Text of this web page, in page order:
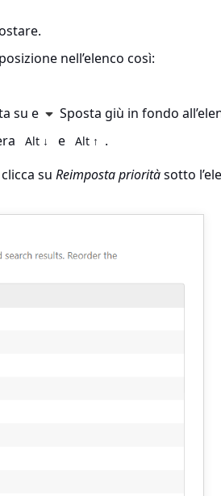
nell’elenco così:
su e
Sposta giù in fondo
Alt ↓ e Alt ↑ .
su Reimposta prioritàsotto